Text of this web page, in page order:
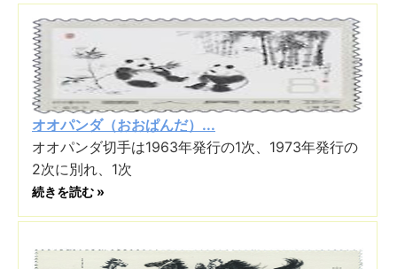
オオパンダ（おおぱんだ）...
オオパンダ切手は1963年発行の1次、1973年発行の
2次に別れ、1次
続きを読む »